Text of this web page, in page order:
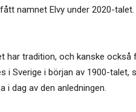
namnet Elvy under 2020-talet.
har tradition, och kanske
i Sverige i början av 1900-talet,
dag av den anledningen.